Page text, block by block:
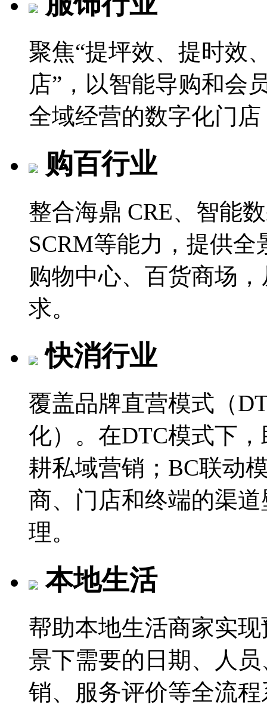
聚焦“提坪效、提时效
店”，以智能导购和会
全域经营的数字化门
购百行业
整合海鼎 CRE、智能
SCRM等能力，提供
购物中心、百货商场
求。
快消行业
覆盖品牌直营模式（
化）。在DTC模式下
耕私域营销；BC联动
商、门店和终端的渠
理。
本地生活
帮助本地生活商家实
景下需要的日期、人
销、服务评价等全流